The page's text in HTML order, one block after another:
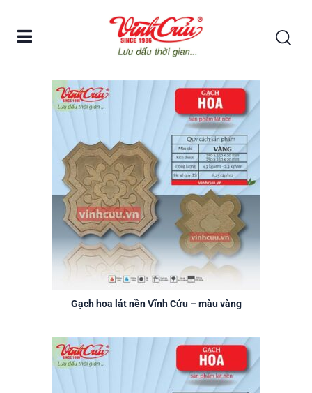
Gạch lát nền Vĩnh Cửu
Gạch hoa lát nền Vĩnh Cửu – màu vàng